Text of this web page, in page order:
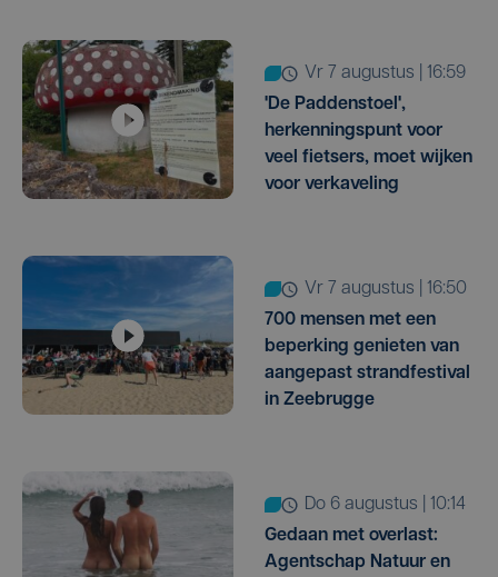
vr 7 augustus | 16:59
'De Paddenstoel',
herkenningspunt voor
veel fietsers, moet wijken
voor verkaveling
vr 7 augustus | 16:50
700 mensen met een
beperking genieten van
aangepast strandfestival
in Zeebrugge
do 6 augustus | 10:14
Gedaan met overlast:
Agentschap Natuur en